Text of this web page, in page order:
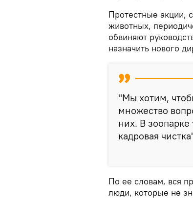
Протестные акции,
животных,
обвиняют
назначить нового
"Мы хотим,
множество
них. В
кадровая
По ее словам, вся
люди, которые не